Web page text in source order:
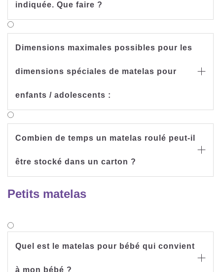
indiquée. Que faire ?
Dimensions maximales possibles pour les
dimensions spéciales de matelas pour
enfants / adolescents :

Combien de temps un matelas roulé peut-il
être stocké dans un carton ?

Petits matelas
Quel est le matelas pour bébé qui convient
à mon bébé ?
